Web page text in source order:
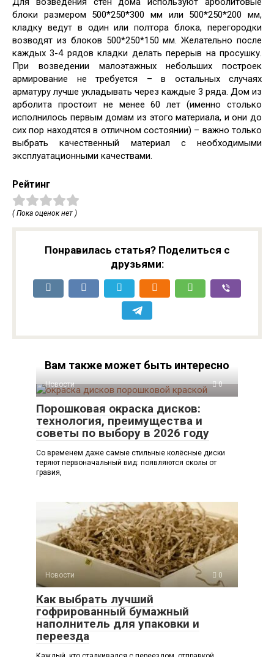
блоки размером 500*250*300 мм или 500*250*200 мм,
кладку ведут в один или полтора блока, перегородки
возводят из блоков 500*250*150 мм. Желательно после
каждых 3-4 рядов кладки делать перерыв на просушку.
При возведении малоэтажных небольших построек
армирование не требуется – в остальных случаях
арматуру лучше укладывать через каждые 3 ряда. Дом из
арболита простоит не менее 60 лет (именно столько
исполнилось первым домам из этого материала, и они до
сих пор находятся в отличном состоянии) – важно только
выбрать качественный материал с необходимыми
эксплуатационными качествами.
Рейтинг
( Пока оценок нет )
Понравилась статья? Поделиться с
друзьями:
Вам также может быть интересно
Новости 0
Порошковая окраска дисков:
технология, преимущества и
советы по выбору в 2026 году
Со временем даже самые стильные колёсные диски
теряют первоначальный вид: появляются сколы от
гравия,
Новости 0
Как выбрать лучший
гофрированный бумажный
наполнитель для упаковки и
переезда